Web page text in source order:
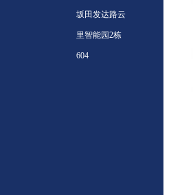
坂田发达路云
里智能园2栋
604